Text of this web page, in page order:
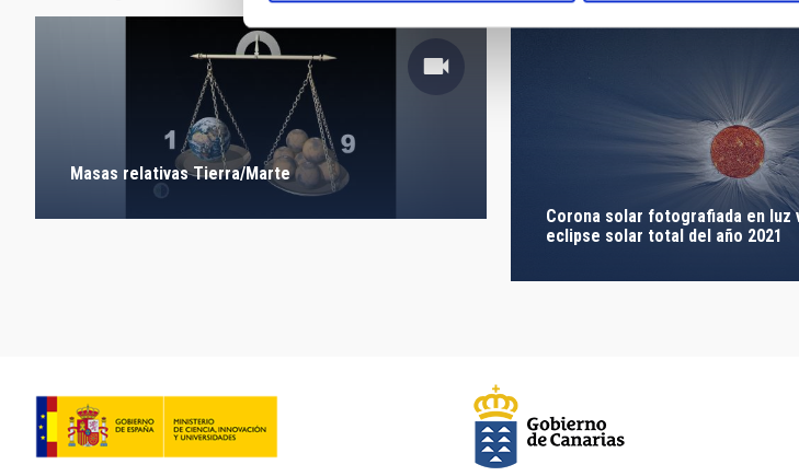
Masas relativas Tierra/Marte
Corona solar fotografiada en luz
eclipse solar total del año 2021